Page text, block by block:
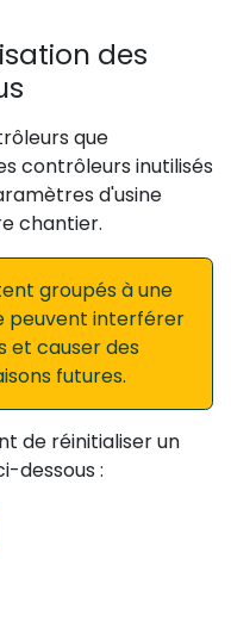
des
que
contrôleurs inutilisés
d'usine
chantier.
groupés à une
peuvent interférer
et causer des
futures.
de réinitialiser un
dessous :